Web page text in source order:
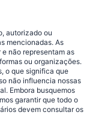
autorizado ou
mencionadas. As
não representam as
ou organizações.
o que significa que
não influencia nossas
Embora busquemos
garantir que todo o
devem consultar os